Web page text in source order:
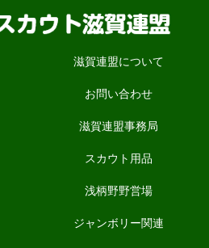
滋賀連盟について
お問い合わせ
滋賀連盟事務局
スカウト用品
浅柄野野営場
ジャンボリー関連